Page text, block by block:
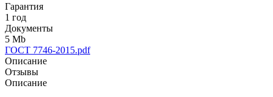
Гарантия
1 год
Документы
5 Mb
ГОСТ 7746-2015.pdf
Описание
Отзывы
Описание